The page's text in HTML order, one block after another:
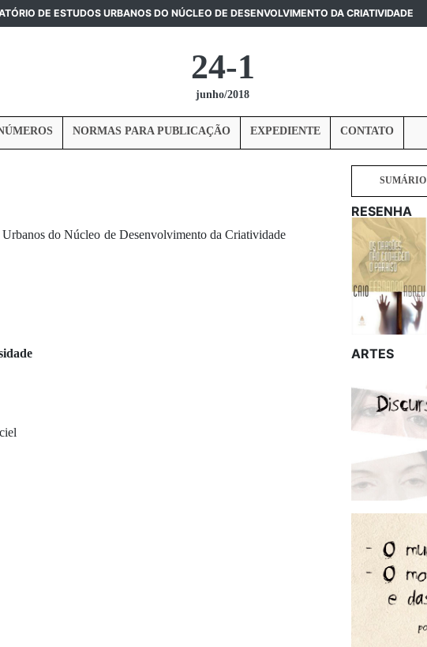
DE ESTUDOS URBANOS DO NÚCLEO DE DESENVOLVIMENTO DA CRIATIVIDADE
24-1
junho/2018
NORMAS PARA PUBLICAÇÃO EXPEDIENTE CONTATO
do Núcleo de Desenvolvimento da Criatividade
SUMÁRIO
RESENHA
ARTES